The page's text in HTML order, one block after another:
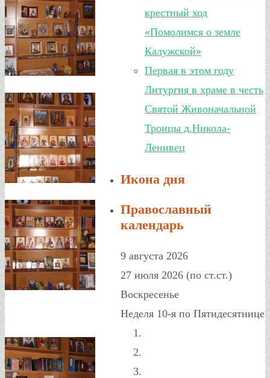
крестный ход
«Помолимся о земле
Калужской»
Первая в этом году
Литургия в храме в честь
Святой Живоначальной
Троицы д.Никола-
Ленивец
Икона дня
Православный
календарь
9 августа 2026
27 июля 2026 (по ст.ст.)
Воскресенье
Неделя 10-я по Пятидесятнице